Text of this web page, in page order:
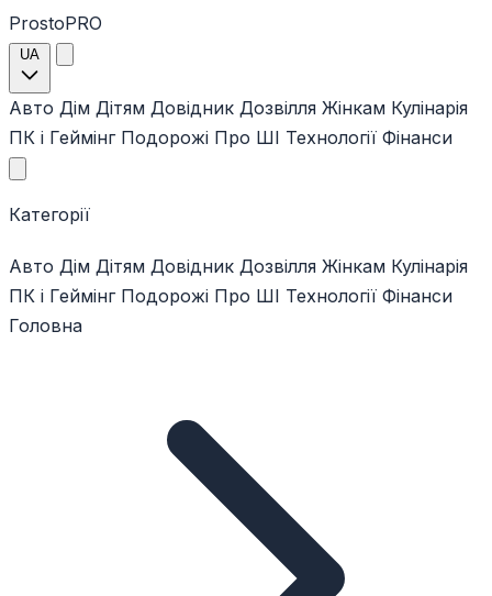
ProstoPRO
UA
Авто Дім Дітям Довідник Дозвілля Жінкам Кулінарія
ПК і Геймінг Подорожі Про ШІ Технології Фінанси
Категорії
Авто Дім Дітям Довідник Дозвілля Жінкам Кулінарія
ПК і Геймінг Подорожі Про ШІ Технології Фінанси
Головна